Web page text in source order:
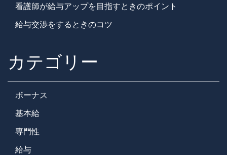
看護師が給与アップを目指すときのポイント
給与交渉をするときのコツ
カテゴリー
ボーナス
基本給
専門性
給与